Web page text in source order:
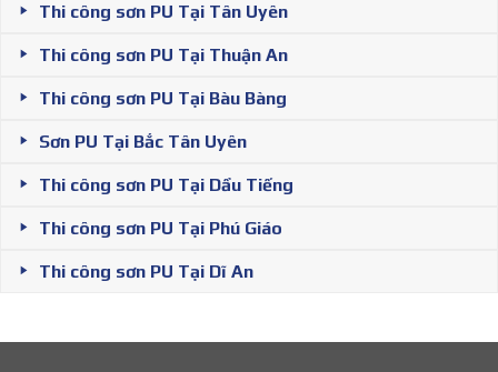
Thi công sơn PU Tại Tân Uyên
Thi công sơn PU Tại Thuận An
Thi công sơn PU Tại Bàu Bàng
Sơn PU Tại Bắc Tân Uyên
Thi công sơn PU Tại Dầu Tiếng
Thi công sơn PU Tại Phú Giáo
Thi công sơn PU Tại Dĩ An